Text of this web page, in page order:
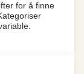
for å finne